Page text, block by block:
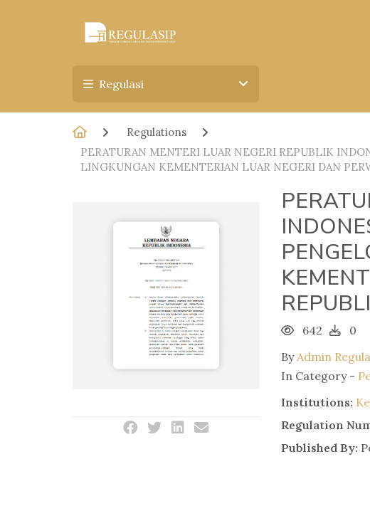
Regulasi
Regulations
PERATURAN MENTERI LUAR NEGERI REPUBLIK
LINGKUNGAN KEMENTERIAN LUAR NEGERI DAN
642
0
ByAdmin
In Category -
Institutions:
Regulation
Published By: